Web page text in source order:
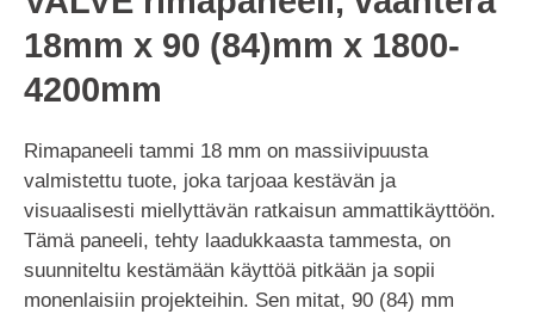
18mm x 90 (84)mm x 1800-
4200mm
Rimapaneeli tammi 18 mm on massiivipuusta
valmistettu tuote, joka tarjoaa kestävän ja
visuaalisesti miellyttävän ratkaisun ammattikäyttöön.
Tämä paneeli, tehty laadukkaasta tammesta, on
suunniteltu kestämään käyttöä pitkään ja sopii
monenlaisiin projekteihin. Sen mitat, 90 (84) mm